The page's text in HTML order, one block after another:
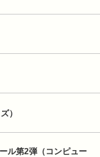
）
ル第2弾（コンピュー